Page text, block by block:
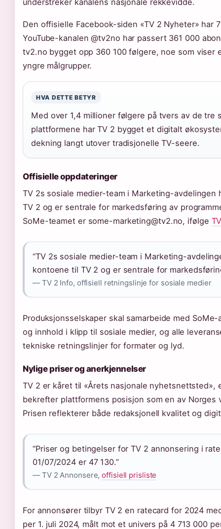
Den offisielle Facebook-siden «TV 2 Nyheter» har
YouTube-kanalen @tv2no har passert 361 000
tv2.no bygget opp 360 100 følgere, noe som viser
yngre målgrupper.
HVA DETTE BETYR
Med over 1,4 millioner følgere på tvers av de tre
plattformene har TV 2 bygget et digitalt
dekning langt utover tradisjonelle TV-seere.
Offisielle oppdateringer
TV 2s sosiale medier-team i Marketing-avdelingen
TV 2 og er sentrale for markedsføring av
SoMe-teamet er some-marketing@tv2.no, ifølge
“TV 2s sosiale medier-team i Marketing-
kontoene til TV 2 og er sentrale for
— TV 2 Info, offisiell retningslinje for sosiale medier
Produksjonsselskaper skal samarbeide med
og innhold i klipp til sosiale medier, og alle
tekniske retningslinjer for formater og lyd.
Nylige priser og anerkjennelser
TV 2 er kåret til «Årets nasjonale nyhetsnettsted»,
bekrefter plattformens posisjon som en av Norges
Prisen reflekterer både redaksjonell kvalitet og
“Priser og betingelser for TV 2 annonsering i
01/07/2024 er 47 130.”
— TV 2 Annonsere,offisiell prisliste
For annonsører tilbyr TV 2 en ratecard for 2024
per 1. juli 2024, målt mot et univers på 4 713 000